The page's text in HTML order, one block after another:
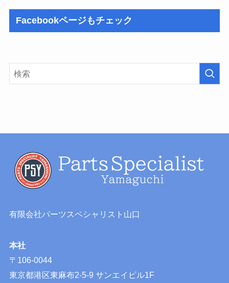
Facebookページもチェック
有限会社パーツスペシャリスト山口
本社
〒106-0044
東京都港区東麻布2-5-9 サンエイビル1F